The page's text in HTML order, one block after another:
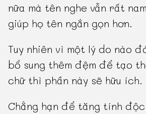
nữa mà tên nghe vẫn rất
giúp họ tên ngắn gọn hơn.
Tuy nhiên vì một lý do nào
bổ sung thêm đệm để tạo
chữ thì phần này sẽ hữu ích.
Chẳng hạn để tăng tính